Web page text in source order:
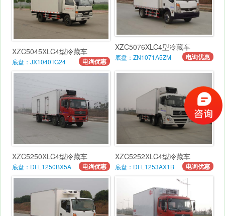
XZC5045XLC4型冷藏车
底盘：JX1040TG24 电询优惠
XZC5076XLC4型冷藏车
底盘：ZN1071A5ZM 电询优惠
XZC5250XLC4型冷藏车
底盘：DFL1250BX5A 电询优惠
XZC5252XLC4型冷藏车
底盘：DFL1253AX1B 电询优惠